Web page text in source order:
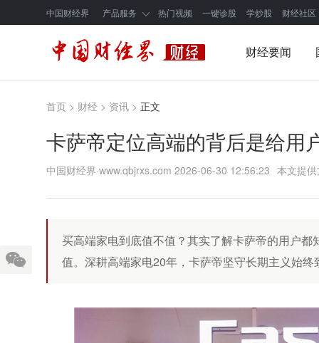
中国财经界 产品服务 热门视频 一键诊股 学炒股 财经社区
财经要闻
首页 > 财经 > 资讯 > 正文
卡萨帝定位高端的背后是给用
中国财经界·www.qbjrxs.com 2026-06-30 12:56:23 本文提
买高端家电到底值不值？其实了解卡萨帝的用户
值。深耕高端家电20年，卡萨帝坚守长期主义始